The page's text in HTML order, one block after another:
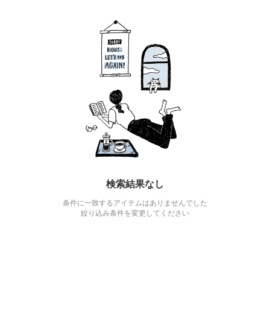
検索結果なし
条件に一致するアイテムはありませんでした
絞り込み条件を変更してください